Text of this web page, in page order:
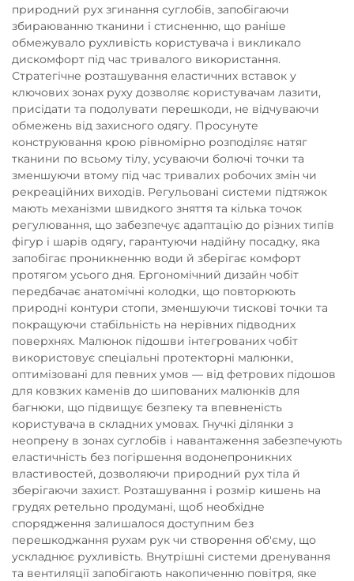
природний рух згинання суглобів, запобігаючи
збираюванню тканини і стисненню, що раніше
обмежувало рухливість користувача і викликало
дискомфорт під час тривалого використання.
Стратегічне розташування еластичних вставок у
ключових зонах руху дозволяє користувачам лазити,
присідати та подолувати перешкоди, не відчуваючи
обмежень від захисного одягу. Просунуте
конструювання крою рівномірно розподіляє натяг
тканини по всьому тілу, усуваючи болючі точки та
зменшуючи втому під час тривалих робочих змін чи
рекреаційних виходів. Регульовані системи підтяжок
мають механізми швидкого зняття та кілька точок
регулювання, що забезпечує адаптацію до різних типів
фігур і шарів одягу, гарантуючи надійну посадку, яка
запобігає проникненню води й зберігає комфорт
протягом усього дня. Ергономічний дизайн чобіт
передбачає анатомічні колодки, що повторюють
природні контури стопи, зменшуючи тискові точки та
покращуючи стабільність на нерівних підводних
поверхнях. Малюнок підошви інтегрованих чобіт
використовує спеціальні протекторні малюнки,
оптимізовані для певних умов — від фетрових підошов
для ковзких каменів до шипованих малюнків для
багнюки, що підвищує безпеку та впевненість
користувача в складних умовах. Гнучкі ділянки з
неопрену в зонах суглобів і навантаження забезпечують
еластичність без погіршення водонепроникних
властивостей, дозволяючи природний рух тіла й
зберігаючи захист. Розташування і розмір кишень на
грудях ретельно продумані, щоб необхідне
спорядження залишалося доступним без
перешкоджання рухам рук чи створення об'єму, що
ускладнює рухливість. Внутрішні системи дренування
та вентиляції запобігають накопиченню повітря, яке